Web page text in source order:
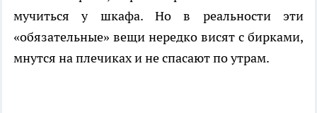
мучиться у шкафа. Но в реальности эти
«обязательные» вещи нередко висят с бирками,
мнутся на плечиках и не спасают по утрам.